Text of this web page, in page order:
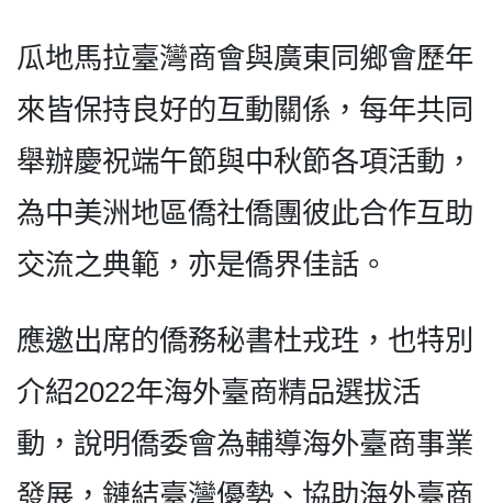
瓜地馬拉臺灣商會與廣東同鄉會歷年
來皆保持良好的互動關係，每年共同
舉辦慶祝端午節與中秋節各項活動，
為中美洲地區僑社僑團彼此合作互助
交流之典範，亦是僑界佳話。
應邀出席的僑務秘書杜戎珄，也特別
介紹2022年海外臺商精品選拔活
動，說明僑委會為輔導海外臺商事業
發展，鏈結臺灣優勢、協助海外臺商